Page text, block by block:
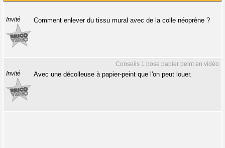
Invité Comment enlever du tissu mural avec de la colle néoprène ?
Conseils 1 pose papier peint en vidéo
Invité Avec une décolleuse à papier-peint que l'on peut louer.